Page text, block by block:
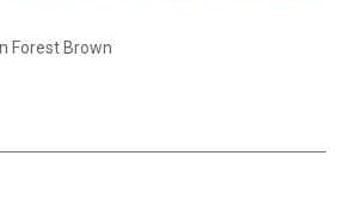
Forest Brown